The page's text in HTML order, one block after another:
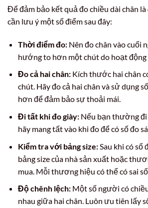
Để đảm bảo kết quả đo chiều dài chân
cần lưu ý một số điểm sau đây:
Thời điểm đo:Nên đo chân vào cuối
hướng to hơn một chút do hoạt động
Đo cả hai chân:Kích thước hai chân
chút. Hãy đo cả hai chân và sử dụng
hơn để đảm bảo sự thoải mái.
Đi tất khi đo giày:Nếu bạn thường đi
hãy mang tất vào khi đo để có số đo
Kiểm tra với bảng size:Sau khi có số
bảng size của nhà sản xuất hoặc
mua. Mỗi thương hiệu có thể có sai số
Độ chênh lệch:Một số người có
nhau giữa hai chân. Luôn ưu tiên lấy